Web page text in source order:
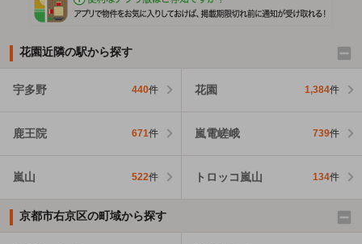
花園近隣の駅から探す
宇多野 440件 花園 1,384件
鹿王院 671件 嵐電嵯峨 739件
嵐山 522件 トロッコ嵐山 134件
京都市右京区の町域から探す